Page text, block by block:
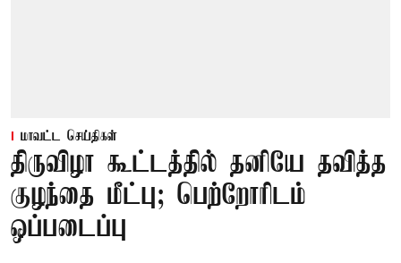
மாவட்ட செய்திகள்
திருவிழா கூட்டத்தில் தனியே தவித்த
குழந்தை மீட்பு; பெற்றோரிடம்
ஒப்படைப்பு